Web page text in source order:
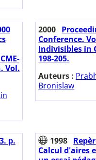
Vol.
2000
Conference.
Indivisibles in
198-205.
Auteurs :
Bronislaw
p.
1998
Calcul d'aires